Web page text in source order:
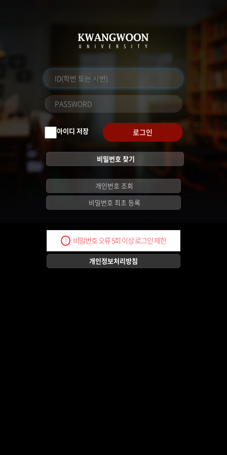
아이디 저장 로그인
비밀번호 찾기
개인번호 조회
비밀번호 최초 등록
! 비밀번호 오류 5회 이상 로그인 제한
개인정보처리방침